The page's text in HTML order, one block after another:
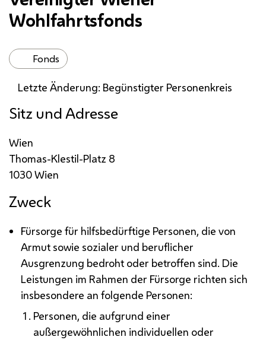
Wohlfahrtsfonds
Fonds
Letzte Änderung: Begünstigter Personenkreis
Sitz und Adresse
Wien
Thomas-Klestil-Platz 8
1030 Wien
Zweck
Fürsorge für hilfsbedürftige Personen, die von
Armut sowie sozialer und beruflicher
Ausgrenzung bedroht oder betroffen sind. Die
Leistungen im Rahmen der Fürsorge richten sich
insbesondere an folgende Personen:
Personen, die aufgrund einer
außergewöhnlichen individuellen oder